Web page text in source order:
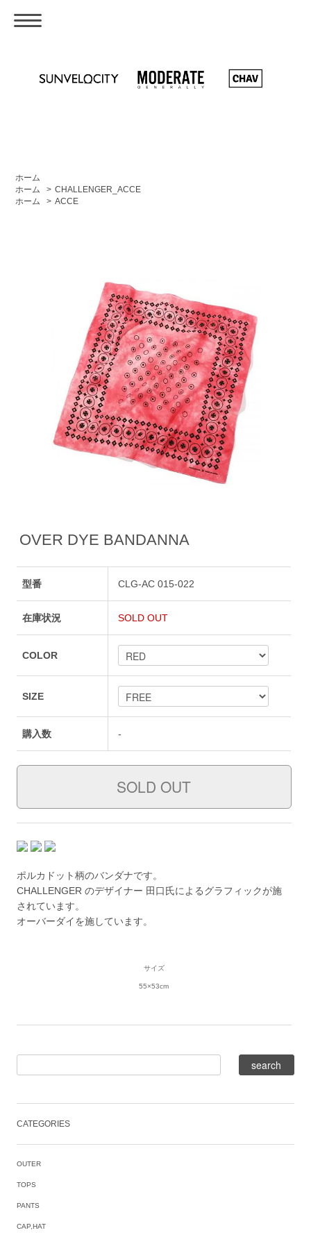
ホーム
ホーム
> CHALLENGER_ACCE
ホーム
> ACCE
OVER DYE BANDANNA
型番 CLG-AC 015-022
在庫状況 SOLD OUT
COLOR
SIZE
購入数 -
ポルカドット柄のバンダナです。
CHALLENGER のデザイナー 田口氏によるグラフィックが施
されています。
オーバーダイを施しています。
サイズ
55×53cm
CATEGORIES
OUTER
TOPS
PANTS
CAP,HAT